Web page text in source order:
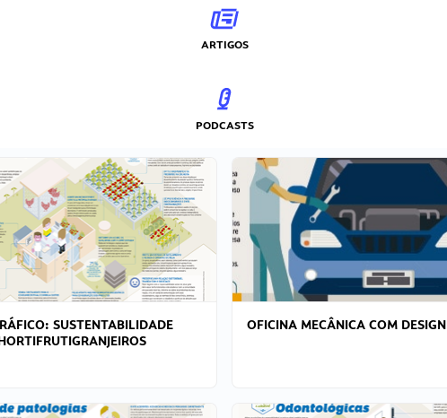
ARTIGOS
PODCASTS
SUSTENTABILIDADE
OFICINA MECÂNICA COM DESIGN